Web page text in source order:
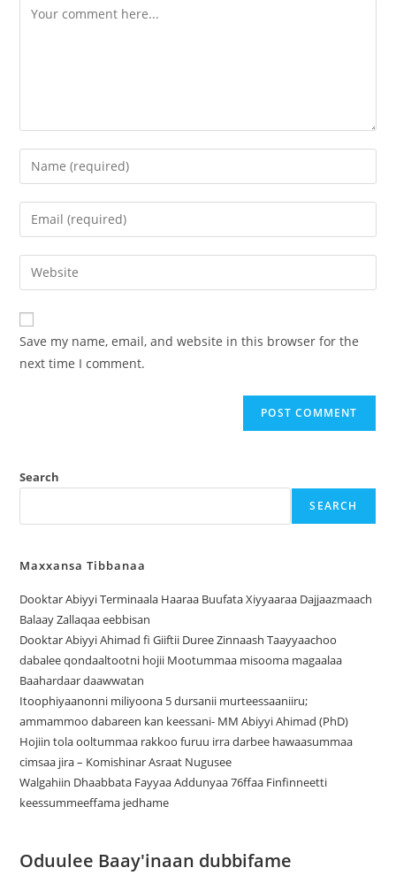
Save my name, email, and website in this browser for the
next time I comment.
Search
SEARCH
Maxxansa Tibbanaa
Dooktar Abiyyi Terminaala Haaraa Buufata Xiyyaaraa Dajjaazmaach
Balaay Zallaqaa eebbisan
Dooktar Abiyyi Ahimad fi Giiftii Duree Zinnaash Taayyaachoo
dabalee qondaaltootni hojii Mootummaa misooma magaalaa
Baahardaar daawwatan
Itoophiyaanonni miliyoona 5 dursanii murteessaaniiru;
ammammoo dabareen kan keessani- MM Abiyyi Ahimad (PhD)
Hojiin tola ooltummaa rakkoo furuu irra darbee hawaasummaa
cimsaa jira – Komishinar Asraat Nugusee
Walgahiin Dhaabbata Fayyaa Addunyaa 76ffaa Finfinneetti
keessummeeffama jedhame
Oduulee Baay'inaan dubbifame